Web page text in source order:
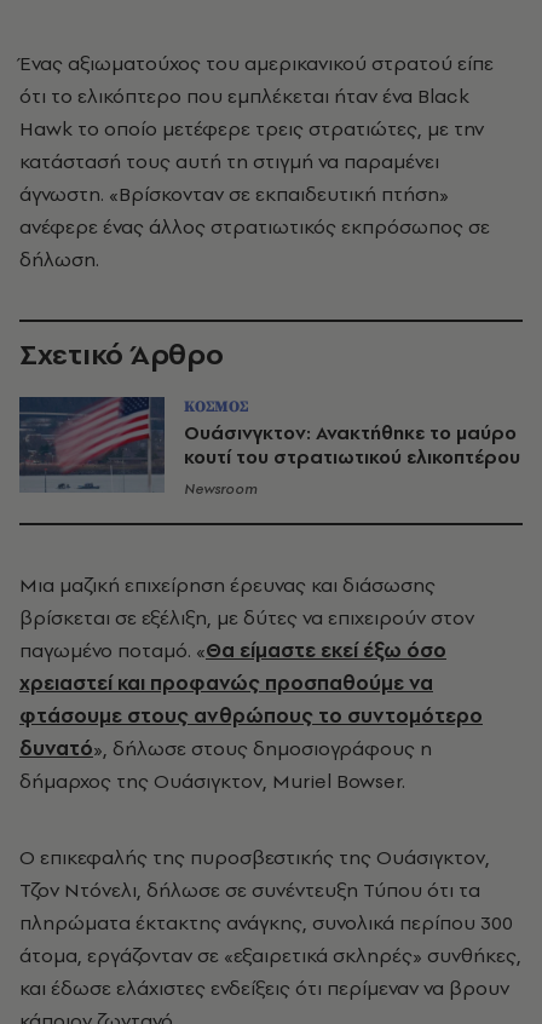
Ένας αξιωματούχος του αμερικανικού στρατού είπε
ότι το ελικόπτερο που εμπλέκεται ήταν ένα Black
Hawk το οποίο μετέφερε τρεις στρατιώτες, με την
κατάστασή τους αυτή τη στιγμή να παραμένει
άγνωστη. «Βρίσκονταν σε εκπαιδευτική πτήση»
ανέφερε ένας άλλος στρατιωτικός εκπρόσωπος σε
δήλωση.
Σχετικό Άρθρο
ΚΟΣΜΟΣ
Ουάσινγκτον: Ανακτήθηκε το μαύρο
κουτί του στρατιωτικού ελικοπτέρου
Newsroom
Μια μαζική επιχείρηση έρευνας και διάσωσης
βρίσκεται σε εξέλιξη, με δύτες να επιχειρούν στον
παγωμένο ποταμό. «Θα είμαστε εκεί έξω όσο
χρειαστεί και προφανώς προσπαθούμε να
φτάσουμε στους ανθρώπους το συντομότερο
δυνατό», δήλωσε στους δημοσιογράφους η
δήμαρχος της Ουάσιγκτον, Muriel Bowser.
Ο επικεφαλής της πυροσβεστικής της Ουάσιγκτον,
Τζον Ντόνελι, δήλωσε σε συνέντευξη Τύπου ότι τα
πληρώματα έκτακτης ανάγκης, συνολικά περίπου 300
άτομα, εργάζονταν σε «εξαιρετικά σκληρές» συνθήκες,
και έδωσε ελάχιστες ενδείξεις ότι περίμεναν να βρουν